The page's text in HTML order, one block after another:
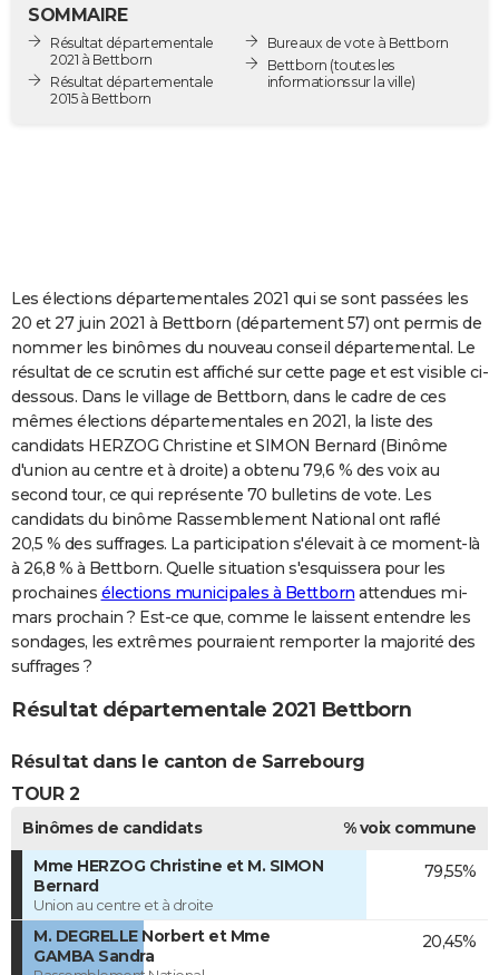
Destinations
City break
Voyage nature
Voyage de noces
Forum
Climat
GUIDES D'ACHAT
COPAINS D'AVANT
S'inscrire
Se connecter
Primaires
Universités
Entreprises
Service militaire
Avis de recherche
AVIS DE DÉCÈS
FORUM
Bricolage
Lifestyle
Culture
Sport
Auto
Television
Voyage
Cinema
SOMMAIRE
Résultat départementale
2021 à Bettborn
Résultat départementale
2015 à Bettborn
Bureaux de vote à Bettborn
Bettborn (toutes les
informations sur la ville)
Les élections départementales 2021 qui se sont passées les
20 et 27 juin 2021 à Bettborn (département 57) ont permis de
nommer les binômes du nouveau conseil départemental. Le
résultat de ce scrutin est affiché sur cette page et est visible ci-
dessous. Dans le village de Bettborn, dans le cadre de ces
mêmes élections départementales en 2021, la liste des
candidats HERZOG Christine et SIMON Bernard (Binôme
d'union au centre et à droite) a obtenu 79,6 % des voix au
second tour, ce qui représente 70 bulletins de vote. Les
candidats du binôme Rassemblement National ont raflé
20,5 % des suffrages. La participation s'élevait à ce moment-là
à 26,8 % à Bettborn. Quelle situation s'esquissera pour les
prochaines élections municipales à Bettborn attendues mi-
mars prochain ? Est-ce que, comme le laissent entendre les
sondages, les extrêmes pourraient remporter la majorité des
suffrages ?
Résultat départementale 2021 Bettborn
Résultat dans le canton de Sarrebourg
TOUR 2
Binômes de candidats
% voix commune
Mme HERZOG Christine et M. SIMON
Bernard
Union au centre et à droite
79,55%
M. DEGRELLE Norbert et Mme
GAMBA Sandra
20,45%